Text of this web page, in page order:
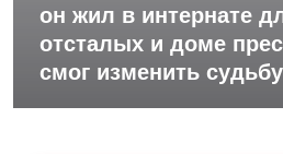
он жил в интернате
отсталых и доме
смог изменить судьбу